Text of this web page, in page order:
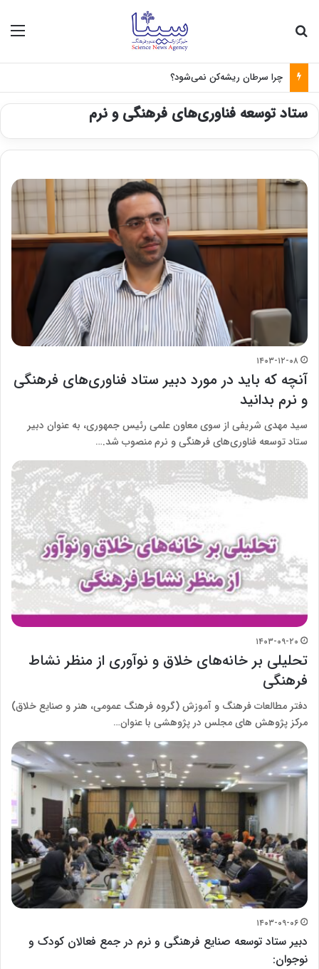
چرا سرطان ریشه‌کن نمی‌شود؟
ستاد توسعه فناوری‌های فرهنگی و نرم
۱۴۰۳-۱۲-۰۸
آنچه که باید در مورد دبیر ستاد فناوری‌های فرهنگی
و نرم بدانید
سید مهدی شریفی از سوی معاون علمی رئیس جمهوری، به عنوان دبیر
ستاد توسعه فناوری‌های فرهنگی و نرم منصوب شد.…
۱۴۰۳-۰۹-۲۰
تحلیلی بر خانه‌های خلاق و نوآوری از منظر نشاط
فرهنگی
دفتر مطالعات فرهنگ و آموزش (گروه فرهنگ عمومی، هنر و صنایع خلاق)
مرکز پژوهش های مجلس در پژوهشی با عنوان…
۱۴۰۳-۰۹-۰۶
دبیر ستاد توسعه صنایع فرهنگی و نرم در جمع فعالان کودک و
نوجوان: